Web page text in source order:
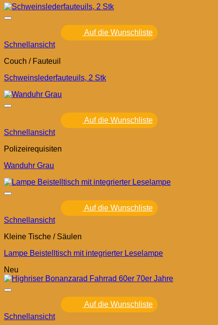
Auf die Wunschliste
Schnellansicht
Couch / Fauteuil
Schweinslederfauteuils, 2 Stk
Auf die Wunschliste
Schnellansicht
Polizeirequisiten
Wanduhr Grau
Auf die Wunschliste
Schnellansicht
Kleine Tische / Säulen
Lampe Beistelltisch mit integrierter Leselampe
Neu
Auf die Wunschliste
Schnellansicht